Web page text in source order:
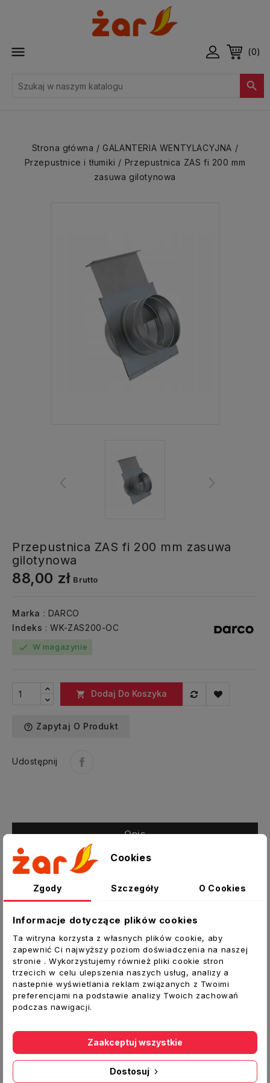
 (0)

Strona główna
GALANTERIA WENTYLACYJNA
Przepustnice i tłumiki
Przepustnica ZAS fi 200 mm
zasuwa gilotynowa
Przepustnica ZAS fi 200 mm zasuwa
gilotynowa
88,00 zł Brutto
Marka : DARCO
Indeks : WK-ZAS200-OC
check W magazynie
 Dodaj Do Koszyka
help_outline Zapytaj O Produkt
Udostępnij
Opis
Szczegóły produktu
Zasuwa gilotynowa pozwala na zamknięcie
nieużywanej odnogi systemu.
Dane techniczne:
Typ: Zasuwa gilotynowa
Średnica spiro [mm]:200
Średnica [mm]:
DARCO
Cookies
Zgody Szczegóły O Cookies
Informacje dotyczące plików cookies
Ta witryna korzysta z własnych plików cookie, aby
zapewnić Ci najwyższy poziom doświadczenia na naszej
stronie . Wykorzystujemy również pliki cookie stron
trzecich w celu ulepszenia naszych usług, analizy a
nastepnie wyświetlania reklam związanych z Twoimi
preferencjami na podstawie analizy Twoich zachowań
podczas nawigacji.
Dostosuj
Zaakceptuj wszystkie